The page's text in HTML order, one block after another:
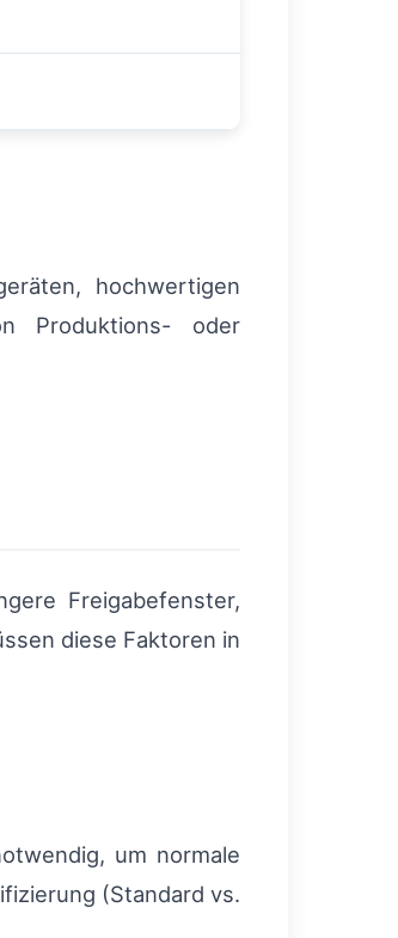
hochwertigen
Produktions- oder
Freigabefenster,
diese Faktoren in
um normale
(Standard vs.